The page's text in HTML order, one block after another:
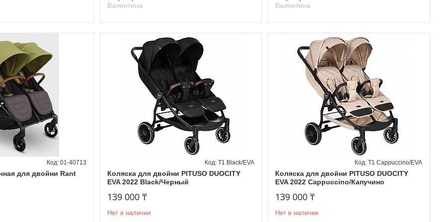
Валентина
Валентина
для двойни Rant
01-40713
Коляска для двойни PITUSO DUOCITY
EVA 2022 Black/Черный
Т1 Black/EVA
139 000 ₸
Нет в наличии
Коляска для двойни PITUSO DUOCITY
EVA 2022 Cappuccino/Капучино
Т1 Cappuccino/EVA
139 000 ₸
Нет в наличии